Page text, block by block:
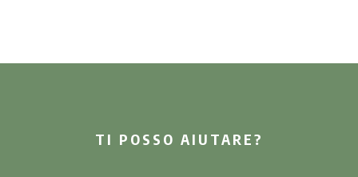
TI POSSO AIUTARE?